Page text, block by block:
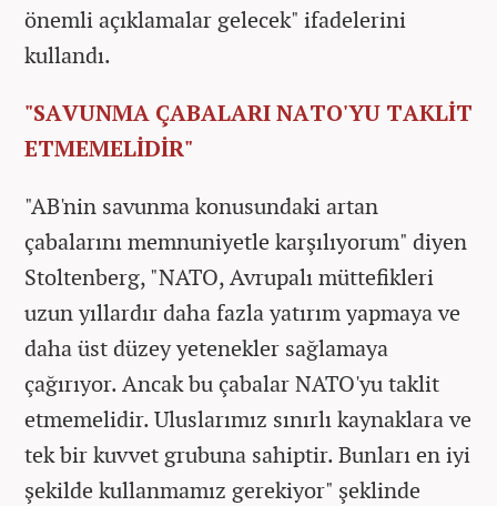
önemli açıklamalar gelecek" ifadelerini
kullandı.
"SAVUNMA ÇABALARI NATO'YU TAKLİT
ETMEMELİDİR"
"AB'nin savunma konusundaki artan
çabalarını memnuniyetle karşılıyorum" diyen
Stoltenberg, "NATO, Avrupalı müttefikleri
uzun yıllardır daha fazla yatırım yapmaya ve
daha üst düzey yetenekler sağlamaya
çağırıyor. Ancak bu çabalar NATO'yu taklit
etmemelidir. Uluslarımız sınırlı kaynaklara ve
tek bir kuvvet grubuna sahiptir. Bunları en iyi
şekilde kullanmamız gerekiyor" şeklinde